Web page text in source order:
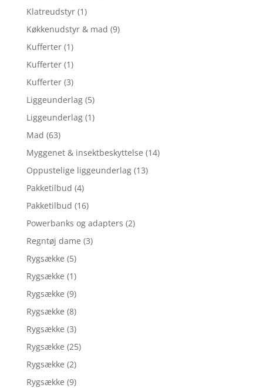
Klatreudstyr (1)
Køkkenudstyr & mad (9)
Kufferter (1)
Kufferter (1)
Kufferter (3)
Liggeunderlag (5)
Liggeunderlag (1)
Mad (63)
Myggenet & insektbeskyttelse (14)
Oppustelige liggeunderlag (13)
Pakketilbud (4)
Pakketilbud (16)
Powerbanks og adapters (2)
Regntøj dame (3)
Rygsække (5)
Rygsække (1)
Rygsække (9)
Rygsække (8)
Rygsække (3)
Rygsække (25)
Rygsække (2)
Rygsække (9)